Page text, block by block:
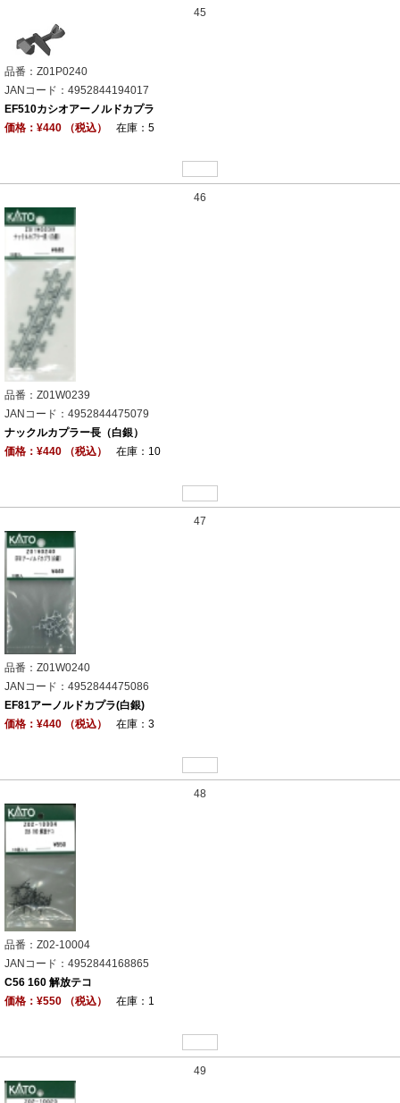
45
品番：Z01P0240
JANコード：4952844194017
EF510カシオアーノルドカプラ
価格：¥440 （税込）
在庫：5
46
品番：Z01W0239
JANコード：4952844475079
ナックルカプラー長（白銀）
価格：¥440 （税込）
在庫：10
47
品番：Z01W0240
JANコード：4952844475086
EF81アーノルドカプラ(白銀)
価格：¥440 （税込）
在庫：3
48
品番：Z02-10004
JANコード：4952844168865
C56 160 解放テコ
価格：¥550 （税込）
在庫：1
49